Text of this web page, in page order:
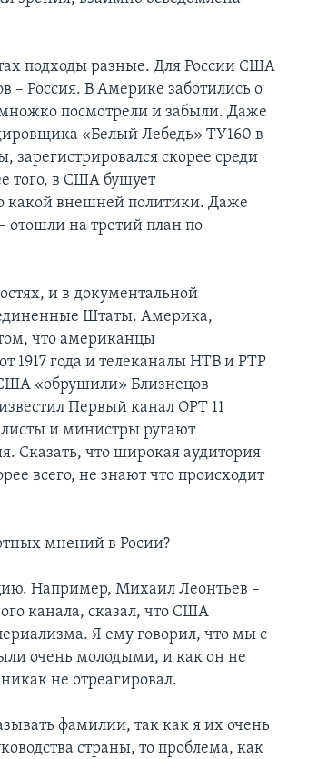
подходы разные. Для России США
– Россия. В Америке заботились о
посмотрели и забыли. Даже
«Белый Лебедь» ТУ160 в
зарегистрировался скорее среди
того, в США бушует
какой внешней политики. Даже
на третий план по
и в документальной
Штаты. Америка,
что американцы
1917 года и телеканалы НТВ и РТР
«обрушили» Близнецов
Первый канал ОРТ 11
и министры ругают
Сказать, что широкая аудитория
всего, не знают что происходит
мнений в Росии?
Например, Михаил Леонтьев –
канала, сказал, что США
Я ему говорил, что мы с
очень молодыми, и как он не
не отреагировал.
фамилии, так как я их очень
страны, то проблема, как